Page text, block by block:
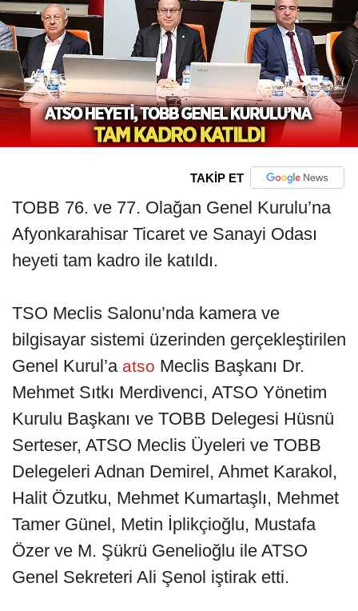
TAKİP ET
TOBB 76. ve 77. Olağan Genel Kurulu’na
Afyonkarahisar Ticaret ve Sanayi Odası
heyeti tam kadro ile katıldı.
TSO Meclis Salonu’nda kamera ve
bilgisayar sistemi üzerinden gerçekleştirilen
Genel Kurul’a atso Meclis Başkanı Dr.
Mehmet Sıtkı Merdivenci, ATSO Yönetim
Kurulu Başkanı ve TOBB Delegesi Hüsnü
Serteser, ATSO Meclis Üyeleri ve TOBB
Delegeleri Adnan Demirel, Ahmet Karakol,
Halit Özutku, Mehmet Kumartaşlı, Mehmet
Tamer Günel, Metin İplikçioğlu, Mustafa
Özer ve M. Şükrü Genelioğlu ile ATSO
Genel Sekreteri Ali Şenol iştirak etti.